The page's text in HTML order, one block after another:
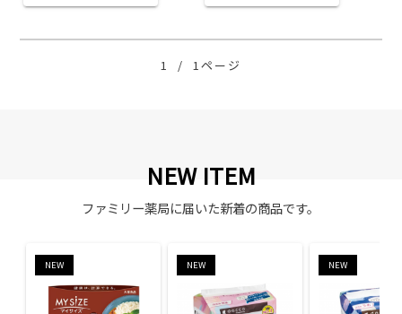
1 / 1ページ
NEW ITEM
ファミリー薬局に届いた新着の商品です。
NEW NEW NEW